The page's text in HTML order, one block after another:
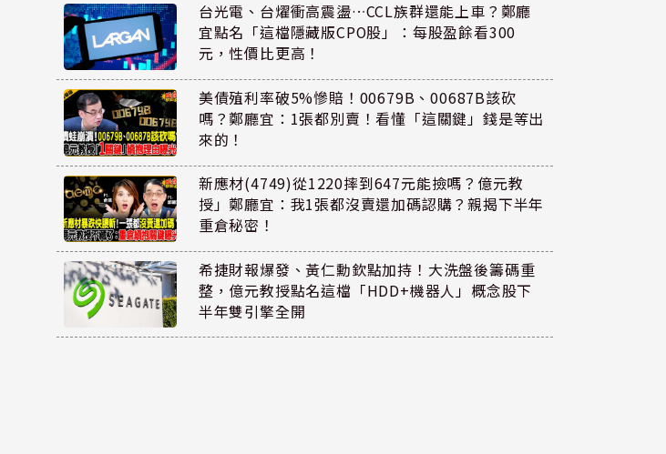
台光電、台燿衝高震盪…CCL族群還能上車？鄭廳
宜點名「這檔隱藏版CPO股」：每股盈餘看300
元，性價比更高！
美債殖利率破5%慘賠！00679B、00687B該砍
嗎？鄭廳宜：1張都別賣！看懂「這關鍵」錢是等出
來的！
新應材(4749)從1220摔到647元能撿嗎？億元教
授」鄭廳宜：我1張都沒賣還加碼認購？親揭下半年
重倉秘密！
希捷財報爆發、黃仁勳欽點加持！大洗盤後籌碼重
整，億元教授點名這檔「HDD+機器人」概念股下
半年雙引擎全開